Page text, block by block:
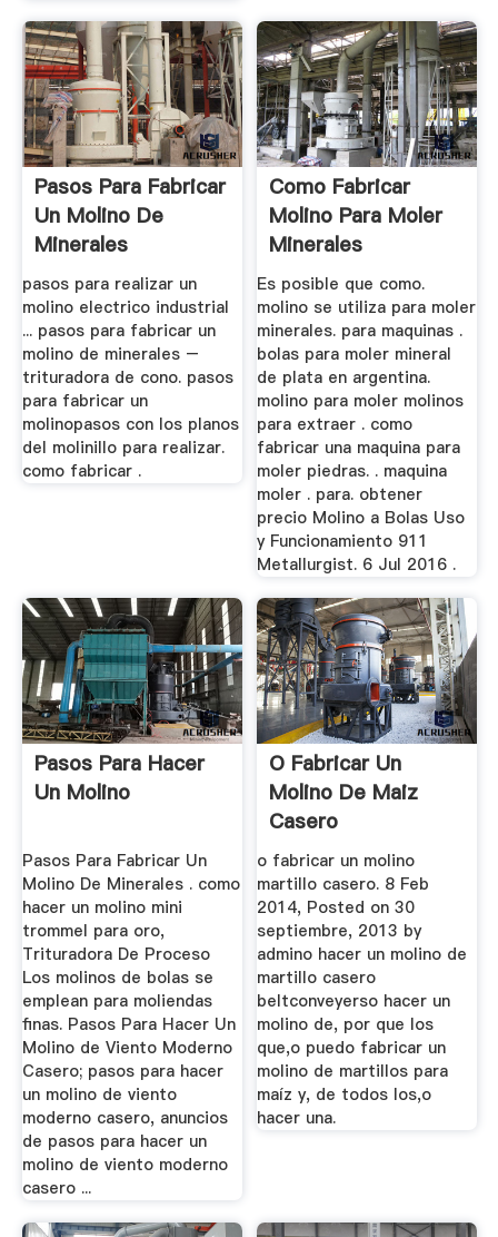
Pasos Para Fabricar
Un Molino De
Minerales
pasos para realizar un
molino electrico industrial
... pasos para fabricar un
molino de minerales –
trituradora de cono. pasos
para fabricar un
molinopasos con los planos
del molinillo para realizar.
como fabricar .
Como Fabricar
Molino Para Moler
Minerales
Es posible que como.
molino se utiliza para moler
minerales. para maquinas .
bolas para moler mineral
de plata en argentina.
molino para moler molinos
para extraer . como
fabricar una maquina para
moler piedras. . maquina
moler . para. obtener
precio Molino a Bolas Uso
y Funcionamiento 911
Metallurgist. 6 Jul 2016 .
Pasos Para Hacer
Un Molino
Pasos Para Fabricar Un
Molino De Minerales . como
hacer un molino mini
trommel para oro,
Trituradora De Proceso
Los molinos de bolas se
emplean para moliendas
finas. Pasos Para Hacer Un
Molino de Viento Moderno
Casero; pasos para hacer
un molino de viento
moderno casero, anuncios
de pasos para hacer un
molino de viento moderno
casero ...
O Fabricar Un
Molino De Maiz
Casero
o fabricar un molino
martillo casero. 8 Feb
2014, Posted on 30
septiembre, 2013 by
admino hacer un molino de
martillo casero
beltconveyerso hacer un
molino de, por que los
que,o puedo fabricar un
molino de martillos para
maíz y, de todos los,o
hacer una.